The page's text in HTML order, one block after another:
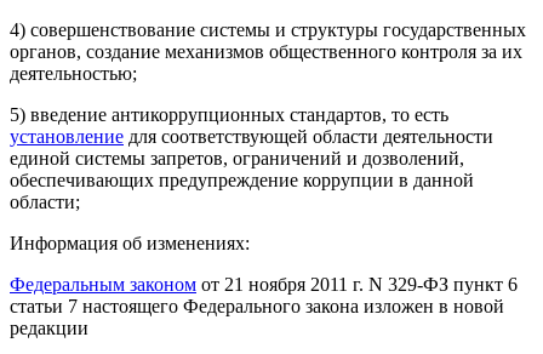
4) совершенствование системы и структуры государственных
органов, создание механизмов общественного контроля за их
деятельностью;
5) введение антикоррупционных стандартов, то есть
установление для соответствующей области деятельности
единой системы запретов, ограничений и дозволений,
обеспечивающих предупреждение коррупции в данной
области;
Информация об изменениях:
Федеральным законом от 21 ноября 2011 г. N 329-ФЗ пункт 6
статьи 7 настоящего Федерального закона изложен в новой
редакции